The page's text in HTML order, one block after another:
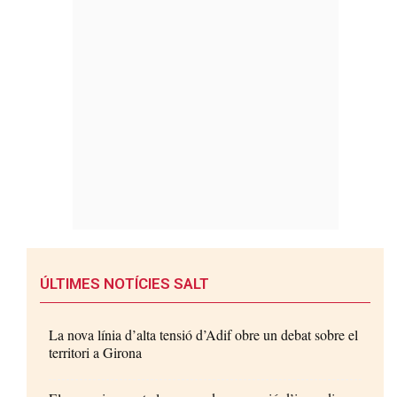
ÚLTIMES NOTÍCIES SALT
La nova línia d’alta tensió d’Adif obre un debat sobre el
territori a Girona